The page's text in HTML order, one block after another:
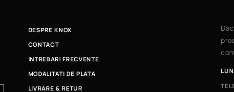
DESPRE KNOX
CONTACT
INTREBARI FRECVENTE
MODALITATI DE PLATA
LIVRARE & RETUR